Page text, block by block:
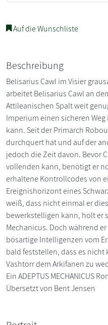
Auf die Wunschliste
Beschreibung
Belisarius Cawl im Visier
arbeitet Belisarius Cawl an
Attileanischen Spalt weit
Imperium einen sicheren
kann. Seit der Primarch
durchquert hat und auf der
jedoch die Zeit davon. Bevor
vollenden kann, benötigt er
erhaltene Kontrollcodes von
Ereignishorizont eines
weiß, dass nicht einmal er
bewerkstelligen kann, holt er
Mechanicus. Doch während
bösartige Intelligenzen vom
bald feststellen, dass es nicht
Vashtorr dem Arkifanen zu
Ein ADEPTUS MECHANICUS
Übersetzt von Bent Jensen